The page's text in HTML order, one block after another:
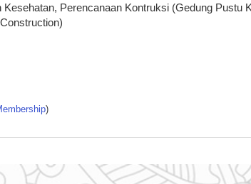
Kesehatan, Perencanaan Kontruksi (Gedung Pustu
)